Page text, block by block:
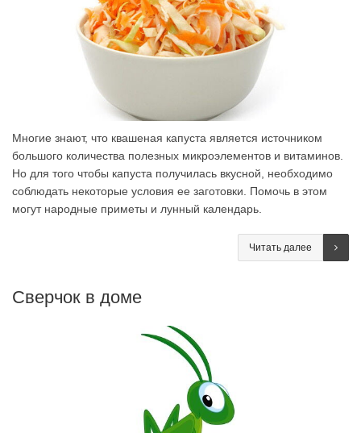
Многие знают, что квашеная капуста является источником
большого количества полезных микроэлементов и витаминов.
Но для того чтобы капуста получилась вкусной, необходимо
соблюдать некоторые условия ее заготовки. Помочь в этом
могут народные приметы и лунный календарь.
Читать далее
Cверчок в доме